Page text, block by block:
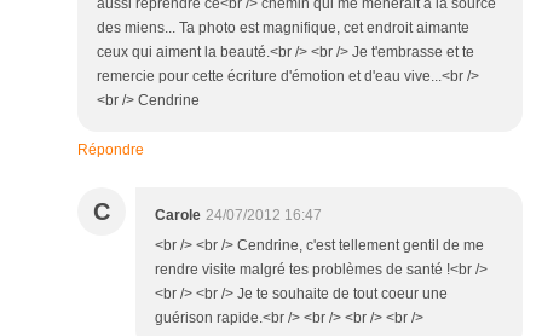
aussi reprendre ce<br /> chemin qui me mènerait à la source
des miens... Ta photo est magnifique, cet endroit aimante
ceux qui aiment la beauté.<br /> <br /> Je t'embrasse et te
remercie pour cette écriture d'émotion et d'eau vive...<br />
<br /> Cendrine
Répondre
C Carole 24/07/2012 16:47
<br /> <br /> Cendrine, c'est tellement gentil de me
rendre visite malgré tes problèmes de santé !<br />
<br /> <br /> Je te souhaite de tout coeur une
guérison rapide.<br /> <br /> <br /> <br />